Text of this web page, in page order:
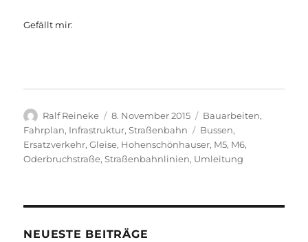
Gefällt mir:
Autor
Ralf Reineke
Veröffentlicht
am
8. November 2015 Kategorien
Bauarbeiten,
Fahrplan, Infrastruktur,Straßenbahn Schlagwörter
Bussen,
Ersatzverkehr,Gleise, Hohenschönhauser, M5, M6,
Oderbruchstraße,Straßenbahnlinien, Umleitung
NEUESTE BEITRÄGE